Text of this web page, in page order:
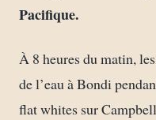
Pacifique.
À 8 heures du matin,
de l’eau à Bondi
flat whites sur